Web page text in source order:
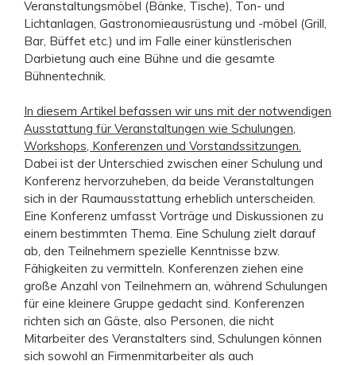
Veranstaltungsmöbel (Bänke, Tische), Ton- und
Lichtanlagen, Gastronomieausrüstung und -möbel (Grill,
Bar, Büffet etc.) und im Falle einer künstlerischen
Darbietung auch eine Bühne und die gesamte
Bühnentechnik.
In diesem Artikel befassen wir uns mit der notwendigen
Ausstattung für Veranstaltungen wie Schulungen,
Workshops, Konferenzen und Vorstandssitzungen.
Dabei ist der Unterschied zwischen einer Schulung und
Konferenz hervorzuheben, da beide Veranstaltungen
sich in der Raumausstattung erheblich unterscheiden.
Eine Konferenz umfasst Vorträge und Diskussionen zu
einem bestimmten Thema. Eine Schulung zielt darauf
ab, den Teilnehmern spezielle Kenntnisse bzw.
Fähigkeiten zu vermitteln. Konferenzen ziehen eine
große Anzahl von Teilnehmern an, während Schulungen
für eine kleinere Gruppe gedacht sind. Konferenzen
richten sich an Gäste, also Personen, die nicht
Mitarbeiter des Veranstalters sind, Schulungen können
sich sowohl an Firmenmitarbeiter als auch